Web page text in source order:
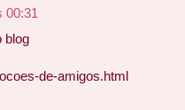
00:31
blog
de-amigos.html